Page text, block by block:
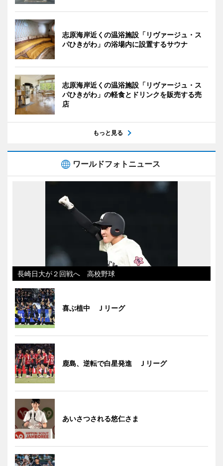
志原海岸近くの温浴施設「リヴァージュ・ス
パひきがわ」の浴場内に設置するサウナ
志原海岸近くの温浴施設「リヴァージュ・ス
パひきがわ」の軽食とドリンクを販売する売
店
もっと見る
ワールドフォトニュース
長崎日大が２回戦へ 高校野球
喜ぶ植中 Ｊリーグ
鹿島、逆転で白星発進 Ｊリーグ
あいさつされる悠仁さま